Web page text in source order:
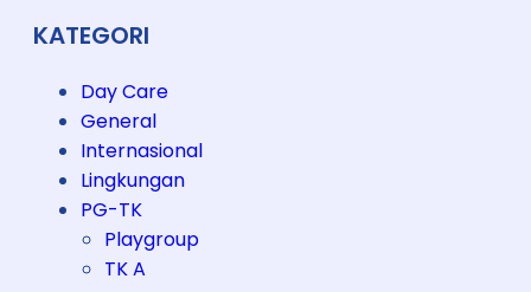
KATEGORI
Day Care
General
Internasional
Lingkungan
PG-TK
Playgroup
TK A